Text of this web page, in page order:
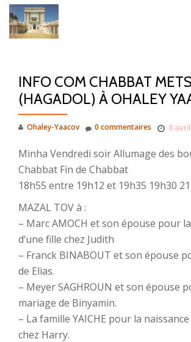
Aller
INFO COM CHABBAT
(HAGADOL) À OHALEY
Ohaley-Yaacov 8
0 commentaires
Minha Vendredi soir Allumage des
Chabbat Fin de Chabbat
18h55 entre 19h12 et 19h35 19h30
MAZAL TOV à :
– Marc AMOCH et son épouse pour
d’une fille chez Judith
– Franck BINABOUT et son épouse
de Elias.
– Meyer SAGHROUN et son épouse
mariage de Binyamin.
– La famille YAICHE pour la
chez Harry.